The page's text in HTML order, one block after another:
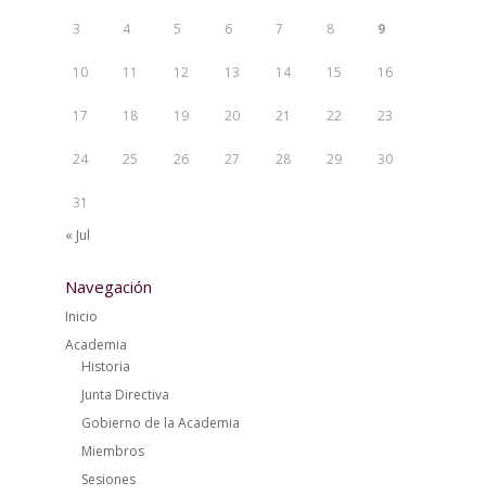
3 4 5 6 7 8 9
10 11 12 13 14 15 16
17 18 19 20 21 22 23
24 25 26 27 28 29 30
31
« Jul
Navegación
Inicio
Academia
Historia
Junta Directiva
Gobierno de la Academia
Miembros
Sesiones